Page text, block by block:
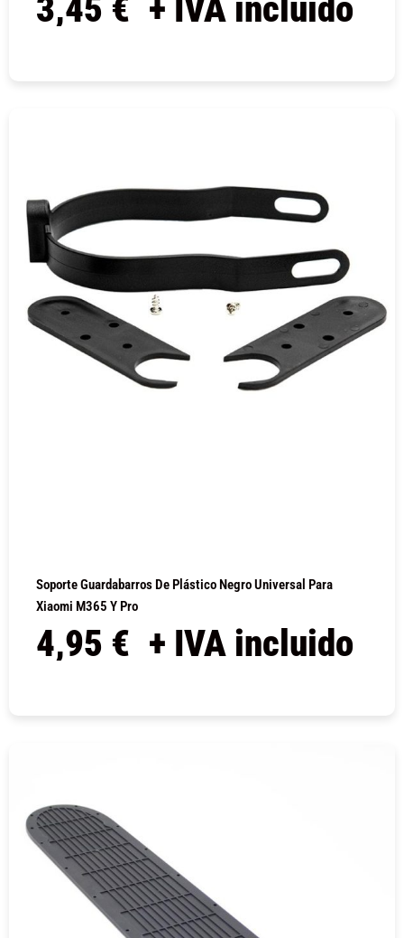
3,45 € + IVA incluido
Soporte Guardabarros De Plástico Negro Universal Para
Xiaomi M365 Y Pro
4,95 € + IVA incluido